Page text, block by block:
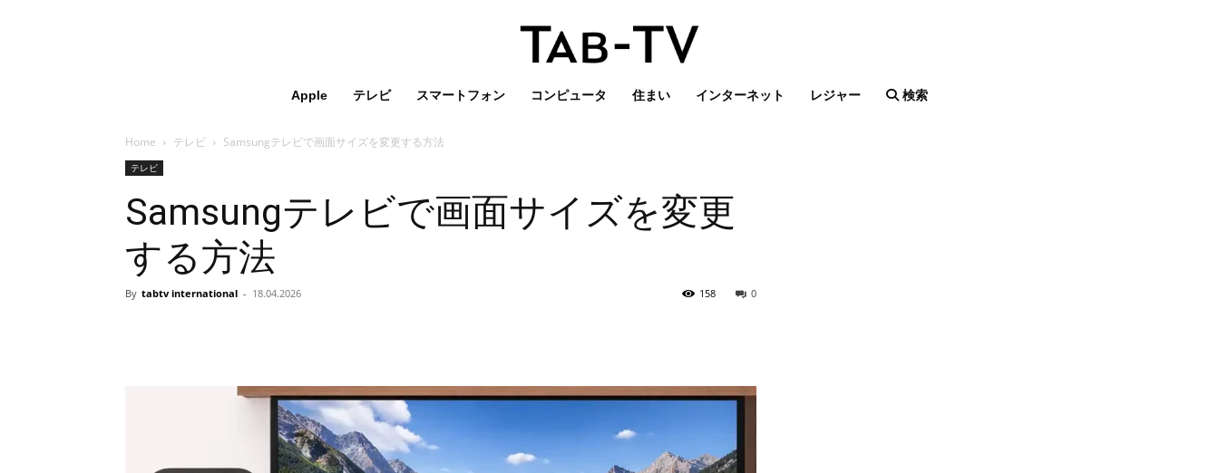
Apple テレビ スマートフォン コンピュータ 住まい インターネット レジャー 検索
Home テレビ Samsungテレビで画面サイズを変更する方法
テレビ
Samsungテレビで画面サイズを変更
する方法
By tabtv international - 18.04.2026 0
158